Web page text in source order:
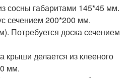
сосны габаритами 145*45 мм.
сечением 200*200 мм.
Потребуется доска сечением
крыши делается из клееного
мм.